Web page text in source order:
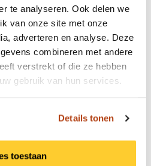
te analyseren. Ook delen we
van onze site met onze
adverteren en analyse. Deze
combineren met andere
verstrekt of die ze hebben
gebruik van hun services.
Details tonen
toestaan
tarieven. Bovendien
de kosten.
tot 14 weken vóór je vertrek
sommige vaccinaties 3
moeten zijn.